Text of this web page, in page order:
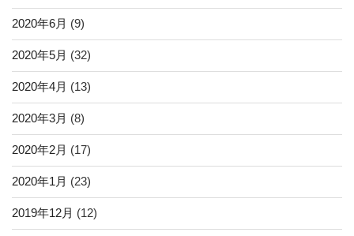
2020年6月 (9)
2020年5月 (32)
2020年4月 (13)
2020年3月 (8)
2020年2月 (17)
2020年1月 (23)
2019年12月 (12)